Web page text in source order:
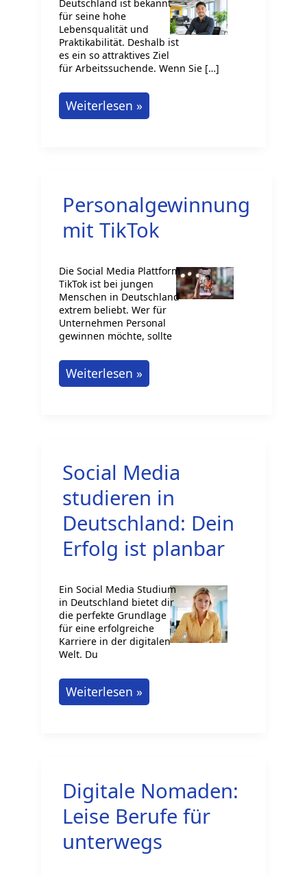
Deutschland ist bekannt
für seine hohe
Lebensqualität und
Praktikabilität. Deshalb ist
es ein so attraktives Ziel
für Arbeitssuchende. Wenn Sie […]
Wichtige
Branchen
Englischsprachige
einstellen
Weiterlesen »
Personalgewinnung
mit TikTok
Die Social Media Plattform
TikTok ist bei jungen
Menschen in Deutschland
extrem beliebt. Wer für
Unternehmen Personal
gewinnen möchte, sollte
Personalgewinnung
mit
Weiterlesen »
Social Media
studieren in
Deutschland: Dein
Erfolg ist planbar
Ein Social Media Studium
in Deutschland bietet dir
die perfekte Grundlage
für eine erfolgreiche
Karriere in der digitalen
Welt. Du
Social
Media
Dein
Erfolg
planbar
Weiterlesen »
Digitale Nomaden:
Leise Berufe für
unterwegs